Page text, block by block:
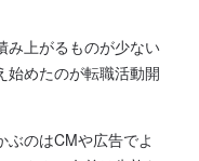
み上がるものが少ない
始めたのが転職活動開
ぶのはCMや広告でよ